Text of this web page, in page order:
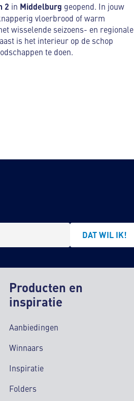
2 in Middelburg geopend. In jouw
vloerbrood of warm
wisselende seizoens- en regionale
is het interieur op de schop
te doen.
DAT WIL IK!
Producten en
inspiratie
Aanbiedingen
Winnaars
Inspiratie
Folders